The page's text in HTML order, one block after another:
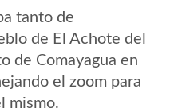
tanto de
de El Achote del
de Comayagua en
el zoom para
mismo.